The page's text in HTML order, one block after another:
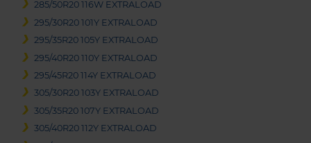
285/50R20 116W EXTRALOAD
295/30R20 101Y EXTRALOAD
295/35R20 105Y EXTRALOAD
295/40R20 110Y EXTRALOAD
295/45R20 114Y EXTRALOAD
305/30R20 103Y EXTRALOAD
305/35R20 107Y EXTRALOAD
305/40R20 112Y EXTRALOAD